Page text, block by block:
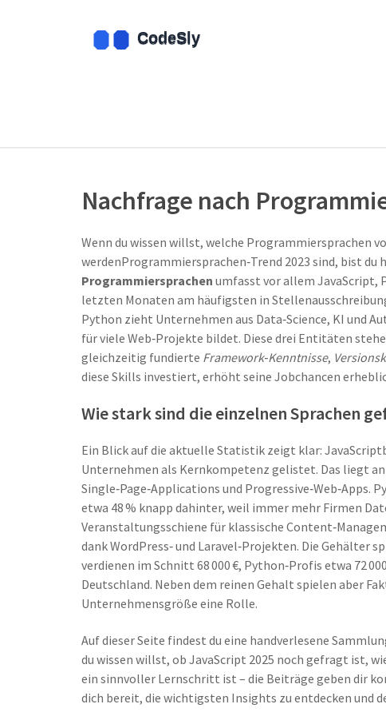
Nachfrage nach
Wenn du wissen willst, welche Programmiersprachen
werdenProgrammiersprachen‑Trend 2023 sind, bist du
Programmiersprachen umfasst vor allem JavaScript,
letzten Monaten am häufigsten in
Python zieht Unternehmen aus Data‑Science, KI und
für viele Web‑Projekte bildet. Diese drei Entitäten
gleichzeitig fundierte Framework‑Kenntnisse,
diese Skills investiert, erhöht seine Jobchancen
Wie stark sind die einzelnen Sprachen
Ein Blick auf die aktuelle Statistik zeigt klar: JavaScript
Unternehmen als Kernkompetenz gelistet. Das liegt an
Single‑Page‑Applications und Progressive‑Web‑Apps.
etwa 48 % knapp dahinter, weil immer mehr Firmen
Veranstaltungsschiene für klassische
dank WordPress‑ und Laravel‑Projekten. Die Gehälter
verdienen im Schnitt 68 000 €, Python‑Profis etwa 72
Deutschland. Neben dem reinen Gehalt spielen aber
Unternehmensgröße eine Rolle.
Auf dieser Seite findest du eine handverlesene
du wissen willst, ob JavaScript 2025 noch gefragt ist,
ein sinnvoller Lernschritt ist – die Beiträge geben dir
dich bereit, die wichtigsten Insights zu entdecken und